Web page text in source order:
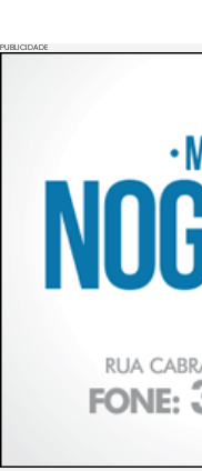
PUBLICIDADE